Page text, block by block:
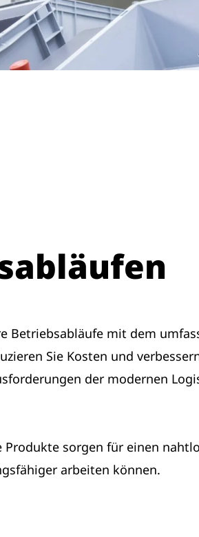
Betriebsabläufe mit dem
Sie Kosten und
der modernen
Produkte sorgen für einen
arbeiten können.